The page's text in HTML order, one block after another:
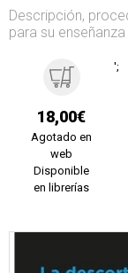
Descripción,
para su enseñanza
18,00€
Agotado en
web
Disponible
en librerías
';